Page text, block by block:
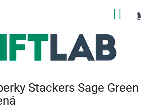
Stackers Sage Green